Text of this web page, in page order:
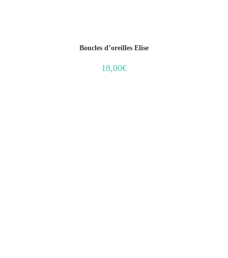
Boucles d’oreilles Elise
18,00€